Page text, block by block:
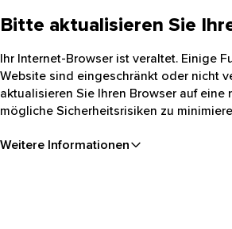
Bitte aktualisieren Sie
Ihr Internet-Browser ist veraltet. Einige
Website sind eingeschränkt oder nicht
aktualisieren Sie Ihren Browser auf eine
mögliche Sicherheitsrisiken zu
Weitere Informationen